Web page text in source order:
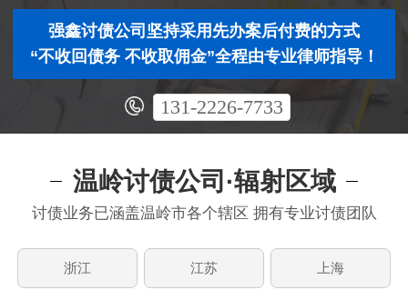
强鑫讨债公司坚持采用先办案后付费的方式
“不收回债务 不收取佣金”全程由专业律师指导！
131-2226-7733
温岭讨债公司·辐射区域
讨债业务已涵盖温岭市各个辖区 拥有专业讨债团队
浙江 江苏 上海